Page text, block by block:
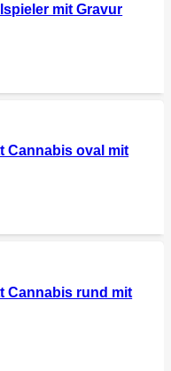
mit Gravur
Cannabis oval mit
Cannabis rund mit